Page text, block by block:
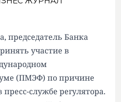
председатель Банка
участие в
(ПМЭФ) по причине
службе регулятора.